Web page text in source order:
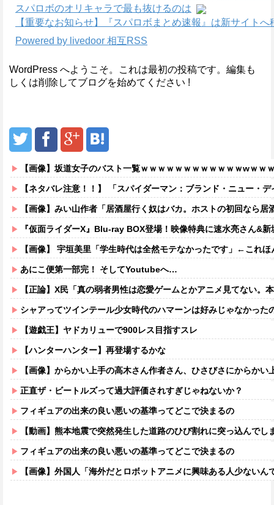
スパロボのオリキャラで最も抜けるのは
【重要なお知らせ】『スパロボまとめ速報』は新サイトへ
Powered by livedoor 相互RSS
WordPress へようこそ。これは最初の投稿です。編集も
しくは削除してブログを始めてください !
【画像】坂道女子のバスト一覧ｗｗｗｗｗｗｗｗｗｗｗｗwｗｗ
【ネタバレ注意！！】 「スパイダーマン：ブランド・ニュー・デイ」にも出てき
【画像】みい山作者「居酒屋行く奴はバカ。ホストの初回なら居酒屋より安く飲
『仮面ライダーX』Blu-ray BOX登場！映像特典に速水亮さん&
【画像】 宇垣美里「学生時代は全然モテなかったです」←これ
あにこ便第一部完！ そしてYoutubeへ…
【正論】X民「真の弱者男性は恋愛ゲームとかアニメ見てない。本当の闇を見
シャアってツインテール少女時代のハマーンは好みじゃなかった
【遊戯王】ヤドカリューで900レス目指すスレ
【ハンターハンター】再登場するかな
【画像】からかい上手の高木さん作者さん、ひさびさにからかい上手の高木
正直ザ・ビートルズって過大評価されすぎじゃねないか？
フィギュアの出来の良い悪いの基準ってどこで決まるの
【動画】熊本地震で突然発生した道路のひび割れに突っ込んでし
フィギュアの出来の良い悪いの基準ってどこで決まるの
【画像】外国人「海外だとロボットアニメに興味ある人少ないん